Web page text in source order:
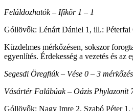
Feláldozhatók – Ifikör 1 – 1
Góllövők: Lénárt Dániel 1, ill.: Péterfai
Küzdelmes mérkőzésen, sokszor
egyenlítés. Érdekesség a vezetés és az
Segesdi Öregfiúk – Vése 0 – 3
Vásártér Falábúak – Oázis Phylazonit
Góllövők: Nagy Imre 2, Szabó Péter